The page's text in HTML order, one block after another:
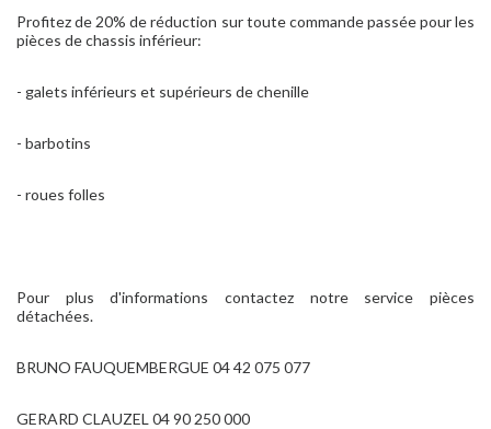
Profitez de 20% de réduction sur toute commande passée pour les
pièces de chassis inférieur:
- galets inférieurs et supérieurs de chenille
- barbotins
- roues folles
Pour plus d'informations contactez notre service pièces
détachées.
BRUNO FAUQUEMBERGUE 04 42 075 077
GERARD CLAUZEL 04 90 250 000